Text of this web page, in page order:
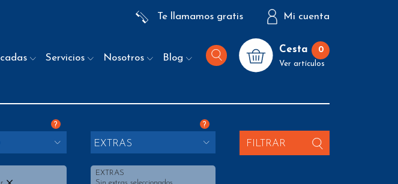
Te llamamos gratis Mi cuenta
Servicios Nosotros Blog
Cesta 0
Ver artículos
? ?
EXTRAS
EXTRAS
FILTRAR